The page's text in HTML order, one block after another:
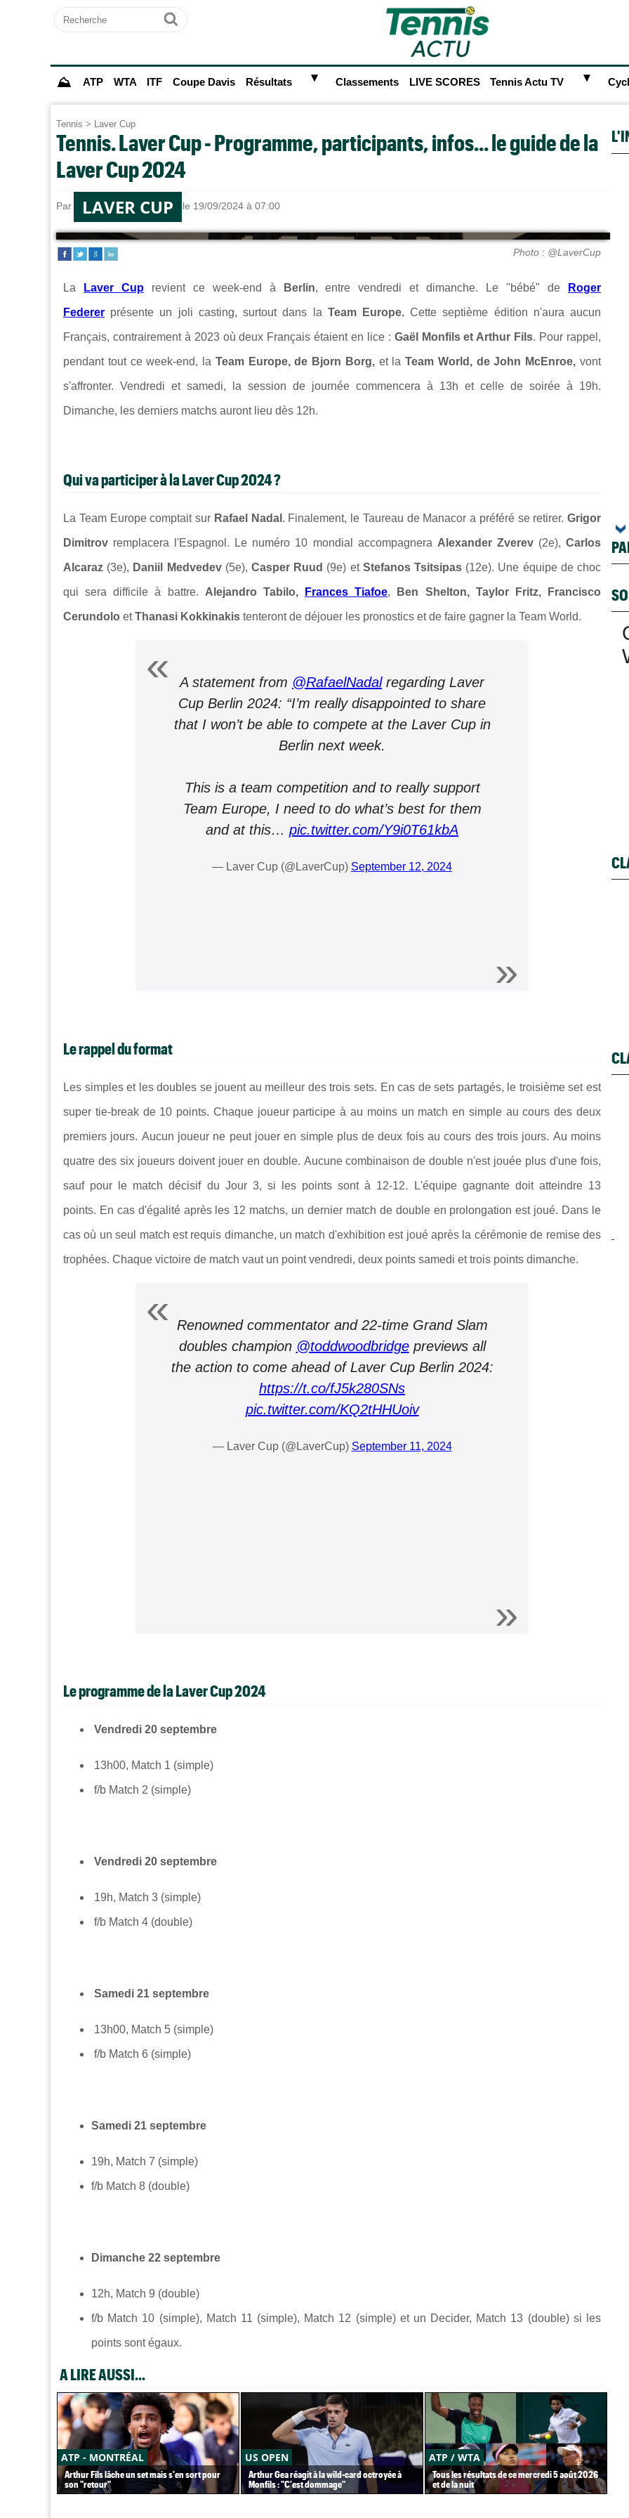
Recherche
Ok
⛰ ATP WTA ITF Coupe Davis Résultats ► Classements LIVE SCORES Tennis Actu TV ►
Tennis > Laver Cup
Tennis. Laver Cup - Programme, participants, infos... le guide de la
Laver Cup 2024
Par Alexandre HERCHEUX le 19/09/2024 à 07:00
LAVER CUP
Photo : @LaverCup
La Laver Cuprevient ce week-end à Berlin, entre vendredi et dimanche. Le "bébé" de Roger
Federer présente un joli casting, surtout dans la Team Europe.Cette septième édition n'aura aucun
Français, contrairement à 2023 où deux Français étaient en lice : Gaël Monfils et Arthur Fils. Pour rappel,
pendant tout ce week-end, la Team Europe, de Bjorn Borg,et laTeam World, de John McEnroe, vont
s'affronter. Vendredi et samedi, la session de journée commencera à 13h et celle de soirée à 19h.
Dimanche, les derniers matchs auront lieu dès 12h.
Qui va participer à la Laver Cup 2024 ?
La Team Europe comptait sur Rafael Nadal . Finalement, le Taureau de Manacor a préféré se retirer. Grigor
Dimitrov remplacera l'Espagnol. Le numéro 10 mondial accompagnera Alexander Zverev(2e),Carlos
Alcaraz (3e), Daniil Medvedev(5e),Casper Ruud (9e) et Stefanos Tsitsipas (12e). Une équipe de choc
qui sera difficile à battre. Alejandro Tabilo, Frances Tiafoe, Ben Shelton, Taylor Fritz, Francisco
Cerundolo etThanasi Kokkinakis tenteront de déjouer les pronostics et de faire gagner la Team World.
A statement from @RafaelNadalregarding Laver
Cup Berlin 2024: “I’m really disappointed to share
that I won’t be able to compete at the Laver Cup in
Berlin next week.
This is a team competition and to really support
Team Europe, I need to do what’s best for them
and at this… pic.twitter.com/Y9i0T61kbA
— Laver Cup (@LaverCup) September 12, 2024
Le rappel du format
Les simples et les doubles se jouent au meilleur des trois sets. En cas de sets partagés, le troisième set est
super tie-break de 10 points. Chaque joueur participe à au moins un match en simple au cours des deux
premiers jours. Aucun joueur ne peut jouer en simple plus de deux fois au cours des trois jours. Au moins
quatre des six joueurs doivent jouer en double. Aucune combinaison de double n'est jouée plus d'une fois,
sauf pour le match décisif du Jour 3, si les points sont à 12-12. L'équipe gagnante doit atteindre 13
points. En cas d'égalité après les 12 matchs, un dernier match de double en prolongation est joué. Dans le
cas où un seul match est requis dimanche, un match d'exhibition est joué après la cérémonie de remise des
trophées. Chaque victoire de match vaut un point vendredi, deux points samedi et trois points dimanche.
Renowned commentator and 22-time Grand Slam
doubles champion @toddwoodbridgepreviews all
the action to come ahead of Laver Cup Berlin 2024:
https://t.co/fJ5k280SNs
pic.twitter.com/KQ2tHHUoiv
— Laver Cup (@LaverCup) September 11, 2024
Le programme de la Laver Cup 2024
Vendredi 20 septembre
13h00, Match 1 (simple)
f/b Match 2 (simple)
Vendredi 20 septembre
19h, Match 3 (simple)
f/b Match 4 (double)
Samedi 21 septembre
13h00, Match 5 (simple)
f/b Match 6 (simple)
Samedi 21 septembre
19h, Match 7 (simple)
f/b Match 8 (double)
Dimanche 22 septembre
12h, Match 9 (double)
f/b Match 10 (simple), Match 11 (simple), Match 12 (simple) et un Decider, Match 13 (double) si les
points sont égaux.
A LIRE AUSSI...
ATP - MONTRÉAL
Arthur Fils lâche un set mais s'en sort pour
son "retour"
US OPEN
Arthur Gea réagit à la wild-card octroyée à
Monfils : "C'est dommage"
ATP / WTA
Tous les résultats de ce mercredi 5 août 2026
et de la nuit
-